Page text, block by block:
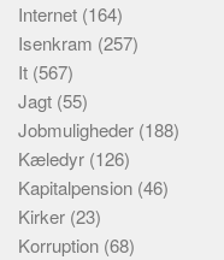
Internet (164)
Isenkram (257)
It (567)
Jagt (55)
Jobmuligheder (188)
Kæledyr (126)
Kapitalpension (46)
Kirker (23)
Korruption (68)